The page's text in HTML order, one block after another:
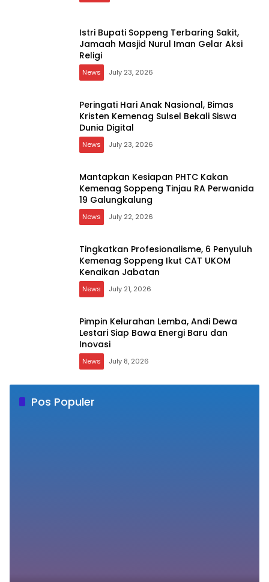
Istri Bupati Soppeng Terbaring Sakit,
Jamaah Masjid Nurul Iman Gelar Aksi
Religi
News July 23, 2026
Peringati Hari Anak Nasional, Bimas
Kristen Kemenag Sulsel Bekali Siswa
Dunia Digital
News July 23, 2026
Mantapkan Kesiapan PHTC Kakan
Kemenag Soppeng Tinjau RA Perwanida
19 Galungkalung
News July 22, 2026
Tingkatkan Profesionalisme, 6 Penyuluh
Kemenag Soppeng Ikut CAT UKOM
Kenaikan Jabatan
News July 21, 2026
Pimpin Kelurahan Lemba, Andi Dewa
Lestari Siap Bawa Energi Baru dan
Inovasi
News July 8, 2026
Pos Populer